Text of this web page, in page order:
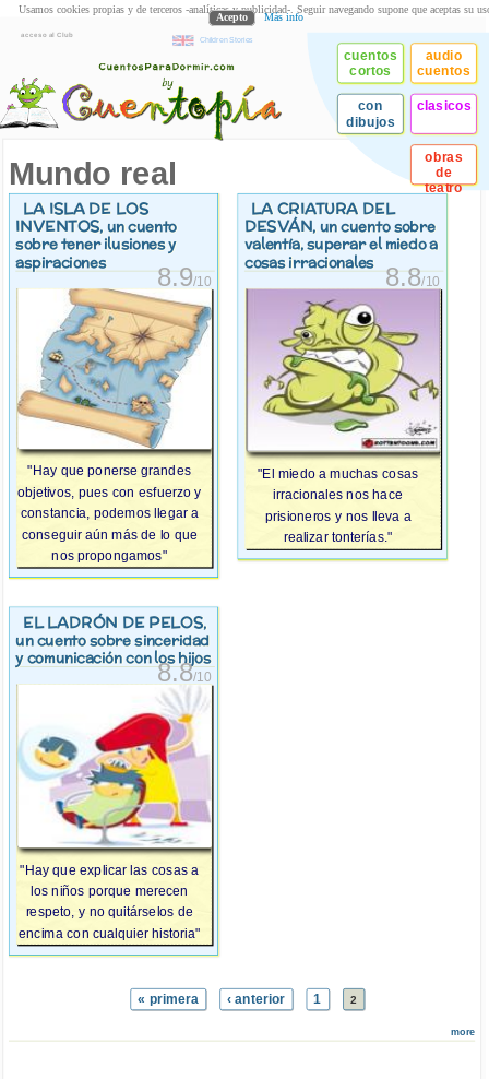
acceso al Club
Children Stories
cuentos
cortos
audio
cuentos
con
dibujos
clasicos
obras
de
teatro
Mundo real
LA ISLA DE LOS
INVENTOS, un cuento
sobre tener ilusiones y
aspiraciones
8.9/10
"Hay que ponerse grandes
objetivos, pues con esfuerzo y
constancia, podemos llegar a
conseguir aún más de lo que
nos propongamos"
LA CRIATURA DEL
DESVÁN, un cuento sobre
valentía, superar el miedo a
cosas irracionales
8.8/10
"El miedo a muchas cosas
irracionales nos hace
prisioneros y nos lleva a
realizar tonterías."
EL LADRÓN DE PELOS,
un cuento sobre sinceridad
y comunicación con los hijos
8.8/10
"Hay que explicar las cosas a
los niños porque merecen
respeto, y no quitárselos de
encima con cualquier historia"
« primera ‹ anterior 1 2
more
Usamos cookies propias y de terceros -analíticas y publicidad-. Seguir navegando supone que aceptas su
Acepto Más info